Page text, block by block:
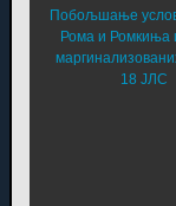
Побољшање
Рома и Ромкиња
18 ЈЛС